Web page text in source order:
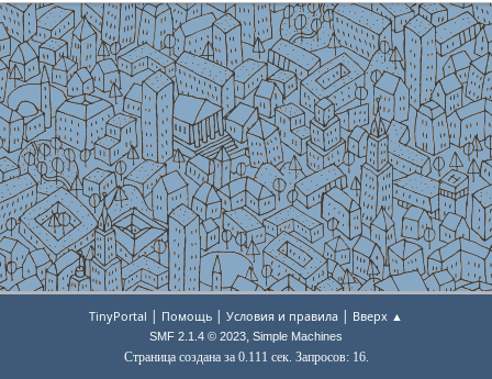
TinyPortal | Помощь | Условия и правила | Вверх ▲
SMF 2.1.4 © 2023, Simple Machines
Страница создана за 0.111 сек. Запросов: 16.